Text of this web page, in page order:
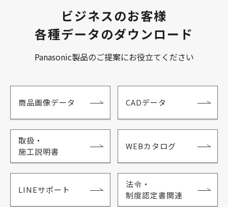
ビジネスのお客様
各種データのダウンロード
Panasonic製品のご提案にお役立てください
商品画像データ CADデータ
取扱・
施工説明書
WEBカタログ
LINEサポート
法令・
制度認定書関連